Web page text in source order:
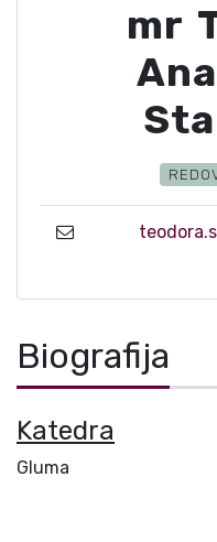
mr
Biografija
Katedra
Gluma